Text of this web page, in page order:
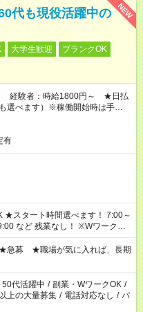
NEW
代も現役活躍中の
大学生歓迎
ブランクOK
経験者：時給1800円～ ★日払
選べます）※稼働開始時は手続き
。
有
業なし！ ※Wワークの
時間超の就業はご案内できませ
上勤務は社会保険への加入対象
雇い派遣の原則禁止）により、
が難しい場合があります
急募 ★職場が気に入れば、長期
代活躍中 / 副業・WワークOK /
上の大量募集 / 電話対応なし / パ